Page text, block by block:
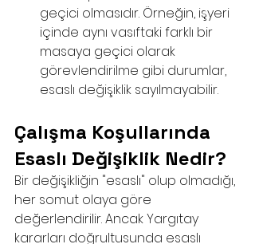
geçici olmasıdır. Örneğin, işyeri
içinde aynı vasıftaki farklı bir
masaya geçici olarak
görevlendirilme gibi durumlar,
esaslı değişiklik sayılmayabilir.
Çalışma Koşullarında
Esaslı Değişiklik Nedir?
Bir değişikliğin "esaslı" olup olmadığı,
her somut olaya göre
değerlendirilir. Ancak Yargıtay
kararları doğrultusunda esaslı